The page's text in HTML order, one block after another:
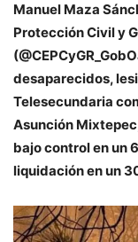
Manuel Maza
Protección Civil y
desaparecidos,
Telesecundaria
Asunción
bajo control en un
liquidación en un